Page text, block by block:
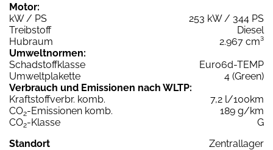
Motor:
kW / PS
253 kW / 344 PS
Treibstoff
Diesel
Hubraum
2.967 cm³
Umweltnormen:
Schadstoffklasse
Euro6d-TEMP
Umweltplakette
4 (Green)
Verbrauch und Emissionen nach WLTP:
Kraftstoffverbr. komb.
7,2 l/100km
CO2-Emissionen komb.
189 g/km
CO2-Klasse
G
Standort
Zentrallager